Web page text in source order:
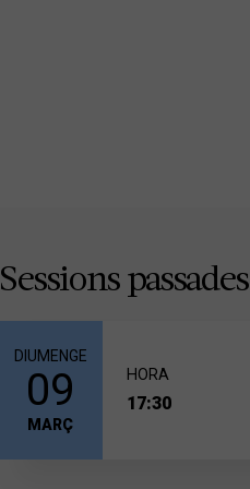
Sessions passades
DIUMENGE
09
MARÇ
HORA
17:30